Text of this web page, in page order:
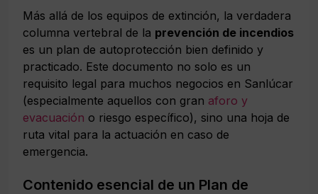
Más allá de los equipos de extinción, la verdadera
columna vertebral de la prevención de incendios
es un plan de autoprotección bien definido y
practicado. Este documento no solo es un
requisito legal para muchos negocios en Sanlúcar
(especialmente aquellos con gran aforo y
evacuación o riesgo específico), sino una hoja de
ruta vital para la actuación en caso de
emergencia.
Contenido esencial de un Plan de